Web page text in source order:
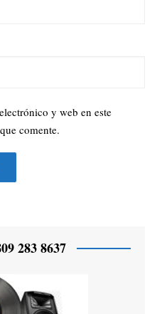
y web en este
comente.
283 8637